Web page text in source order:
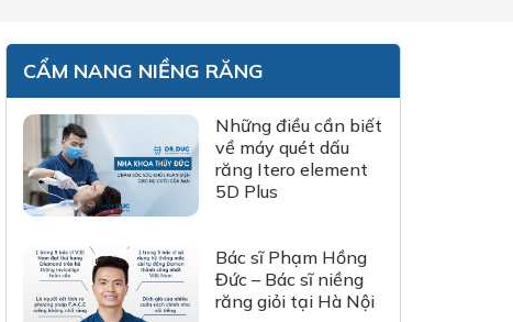
CẨM NANG NIỀNG RĂNG
Những điều cần biết
về máy quét dấu
răng Itero element
5D Plus
Bác sĩ Phạm Hồng
Đức – Bác sĩ niềng
răng giỏi tại Hà Nội